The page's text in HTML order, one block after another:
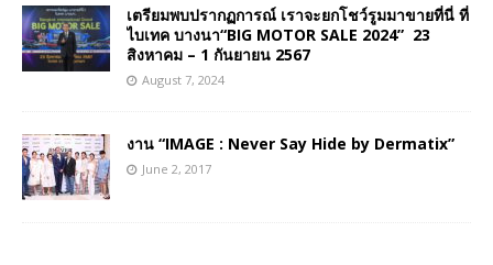
เตรียมพบปรากฏการณ์ เราจะยกโชว์รูมมาขายที่นี่ ที่
ไบเทค บางนา“BIG MOTOR SALE 2024” 23
สิงหาคม – 1 กันยายน 2567
August 7, 2024
งาน “IMAGE : Never Say Hide by Dermatix”
June 2, 2017